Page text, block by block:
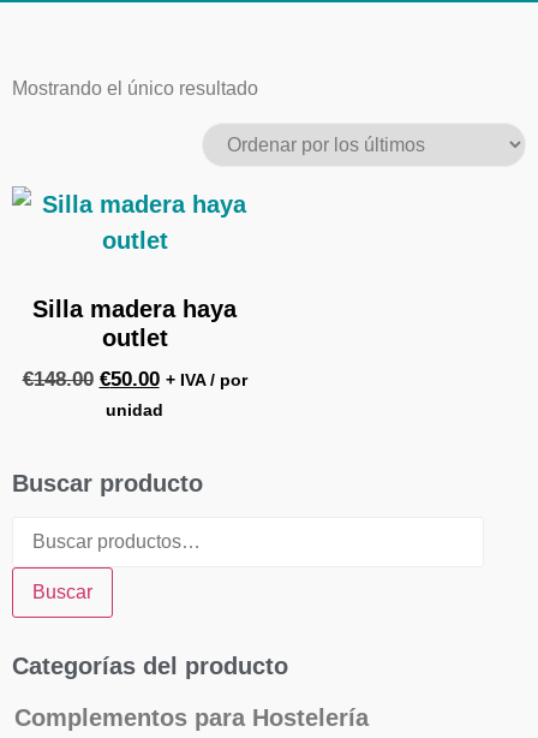
Buscar producto
Buscar
Categorías del producto
Complementos para Hostelería
Mostrando el único resultado
Silla madera haya
outlet
€148.00 €50.00 + IVA / por
unidad